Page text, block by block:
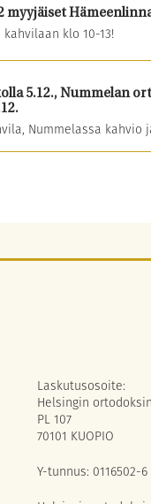
myyjäiset
klo 10-13!
5.12., Nummelan
Nummelassa kahvio
Laskutusosoite:
Helsingin
PL 107
70101 KUOPIO
Y-tunnus: 0116502-6